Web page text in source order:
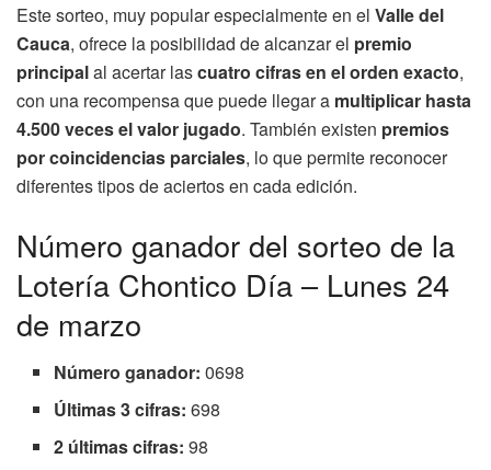
Este sorteo, muy popular especialmente en el Valle del
Cauca, ofrece la posibilidad de alcanzar el premio
principalal acertar lascuatro cifras en el orden exacto,
con una recompensa que puede llegar a multiplicar hasta
4.500 veces el valor jugado. También existen premios
por coincidencias parciales, lo que permite reconocer
diferentes tipos de aciertos en cada edición.
Número ganador del sorteo de la
Lotería Chontico Día – Lunes 24
de marzo
Número ganador: 0698
Últimas 3 cifras: 698
2 últimas cifras: 98